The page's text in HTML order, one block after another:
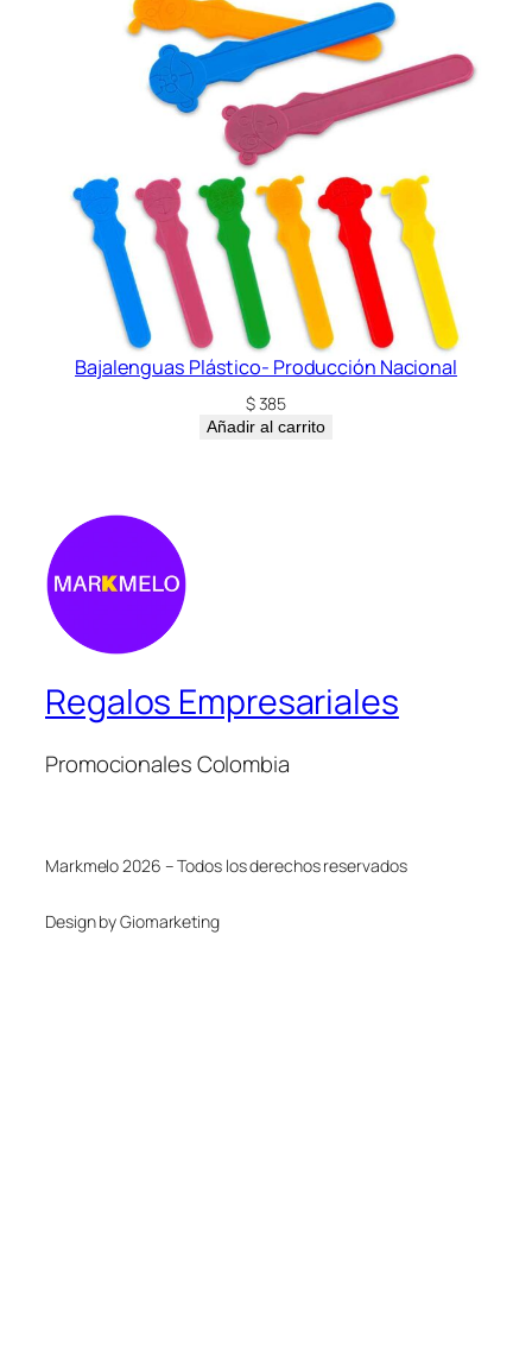
Bajalenguas Plástico- Producción Nacional
$385
Añadir al carrito
Regalos Empresariales
Promocionales Colombia
Markmelo 2026 – Todos los derechos reservados
Design by Giomarketing